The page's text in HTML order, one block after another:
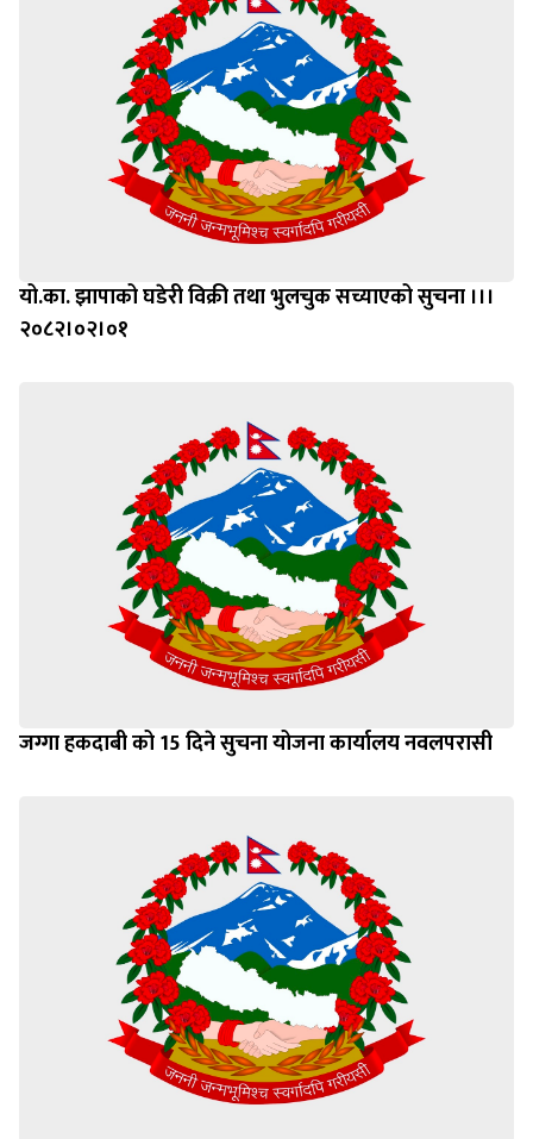
यो.का. झापाको घडेरी विक्री तथा भुलचुक सच्याएको सुचना ।।।
२०८२।०२।०१
जग्गा हकदाबी को 15 दिने सुचना योजना कार्यालय नवलपरासी